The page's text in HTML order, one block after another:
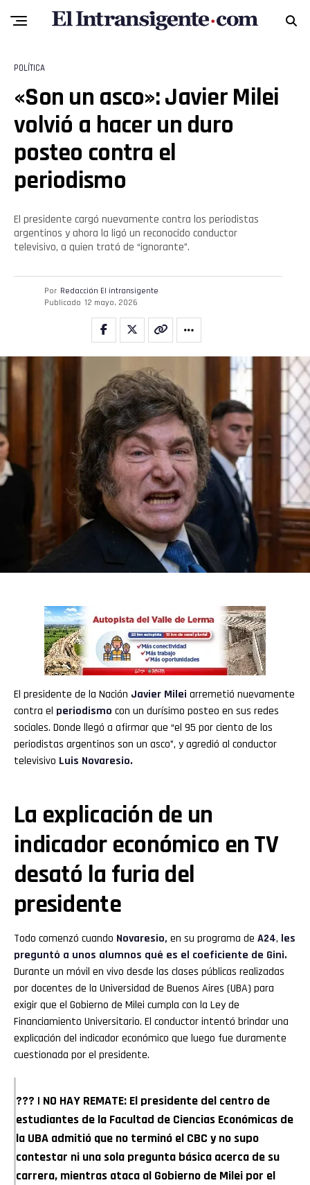
POLÍTICA
«Son un asco»: Javier Milei
volvió a hacer un duro
posteo contra el
periodismo
El presidente cargó nuevamente contra los periodistas
argentinos y ahora la ligó un reconocido conductor
televisivo, a quien trató de “ignorante”.
Por Redacción El intransigente
Publicado 12 mayo, 2026
El presidente de la Nación Javier Milei arremetió nuevamente
contra el periodismo con un durísimo posteo en sus redes
sociales. Donde llegó a afirmar que “el 95 por ciento de los
periodistas argentinos son un asco”, y agredió al conductor
televisivo Luis Novaresio.
La explicación de un
indicador económico en TV
desató la furia del
presidente
Todo comenzó cuando Novaresio, en su programa de A24, les
preguntó a unos alumnos qué es el coeficiente de Gini.
Durante un móvil en vivo desde las clases públicas realizadas
por docentes de la Universidad de Buenos Aires (UBA) para
exigir que el Gobierno de Milei cumpla con la Ley de
Financiamiento Universitario. El conductor intentó brindar una
explicación del indicador económico que luego fue duramente
cuestionada por el presidente.
??? | NO HAY REMATE: El presidente del centro de
estudiantes de la Facultad de Ciencias Económicas de
la UBA admitió que no terminó el CBC y no supo
contestar ni una sola pregunta básica acerca de su
carrera, mientras ataca al Gobierno de Milei por el